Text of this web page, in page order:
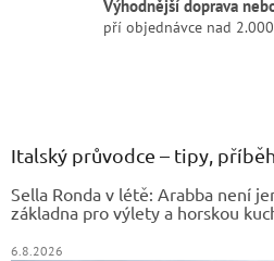
Výhodnější doprava
pří objednávce nad
Italský průvodce – tipy,
Sella Ronda v létě: Arabba není
základna pro výlety a horskou
6.8.2026